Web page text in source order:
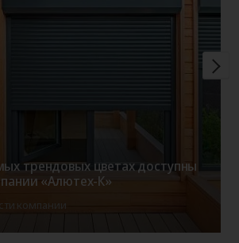
трендовых цветах доступны
«Алютех-К»
компании